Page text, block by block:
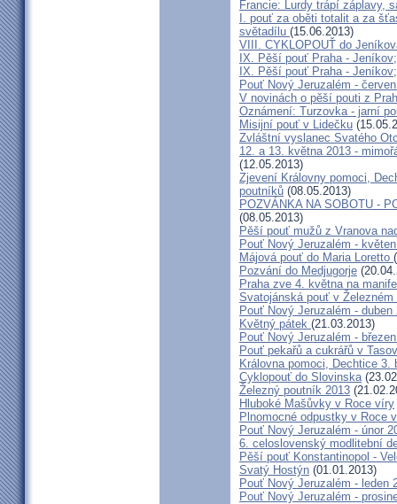
Francie: Lurdy trápí záplavy,
I. pouť za oběti totalit a za
světadílu (15.06.2013)
VIII. CYKLOPOUŤ do
IX. Pěší pouť Praha -
IX. Pěší pouť Praha -
Pouť Nový Jeruzalém -
V novinách o pěší pouti z
Oznámení: Turzovka - jarní
Misijní pouť v Lidečku
Zvláštní vyslanec Svatého
12. a 13. května 2013 -
(12.05.2013)
Zjevení Královny pomoci,
poutníků (08.05.2013)
POZVÁNKA NA SOBOTU -
(08.05.2013)
Pěší pouť mužů z Vranova
Pouť Nový Jeruzalém -
Májová pouť do Maria Loretto
Pozvání do Medjugorje
Praha zve 4. května na
Svatojánská pouť v Železném
Pouť Nový Jeruzalém - duben
Květný pátek (21.03.2013)
Pouť Nový Jeruzalém -
Pouť pekařů a cukrářů v
Královna pomoci, Dechtice
Cyklopouť do Slovinska
Železný poutník 2013
Hluboké Mašůvky v Roce víry
Plnomocné odpustky v Roce
Pouť Nový Jeruzalém - únor
6. celoslovenský modlitební
Pěší pouť Konstantinopol -
Svatý Hostýn (01.01.2013)
Pouť Nový Jeruzalém - leden
Pouť Nový Jeruzalém -